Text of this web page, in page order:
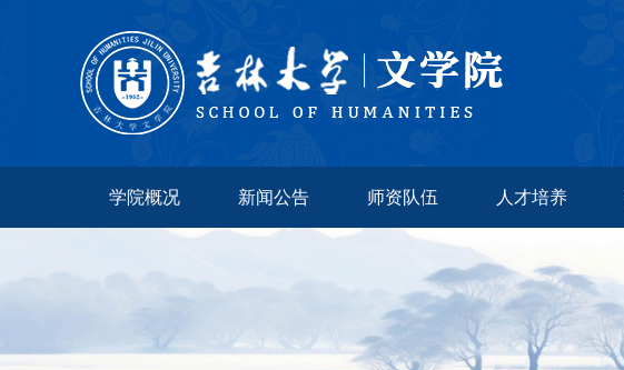
学院概况 新闻公告 师资队伍 人才培养